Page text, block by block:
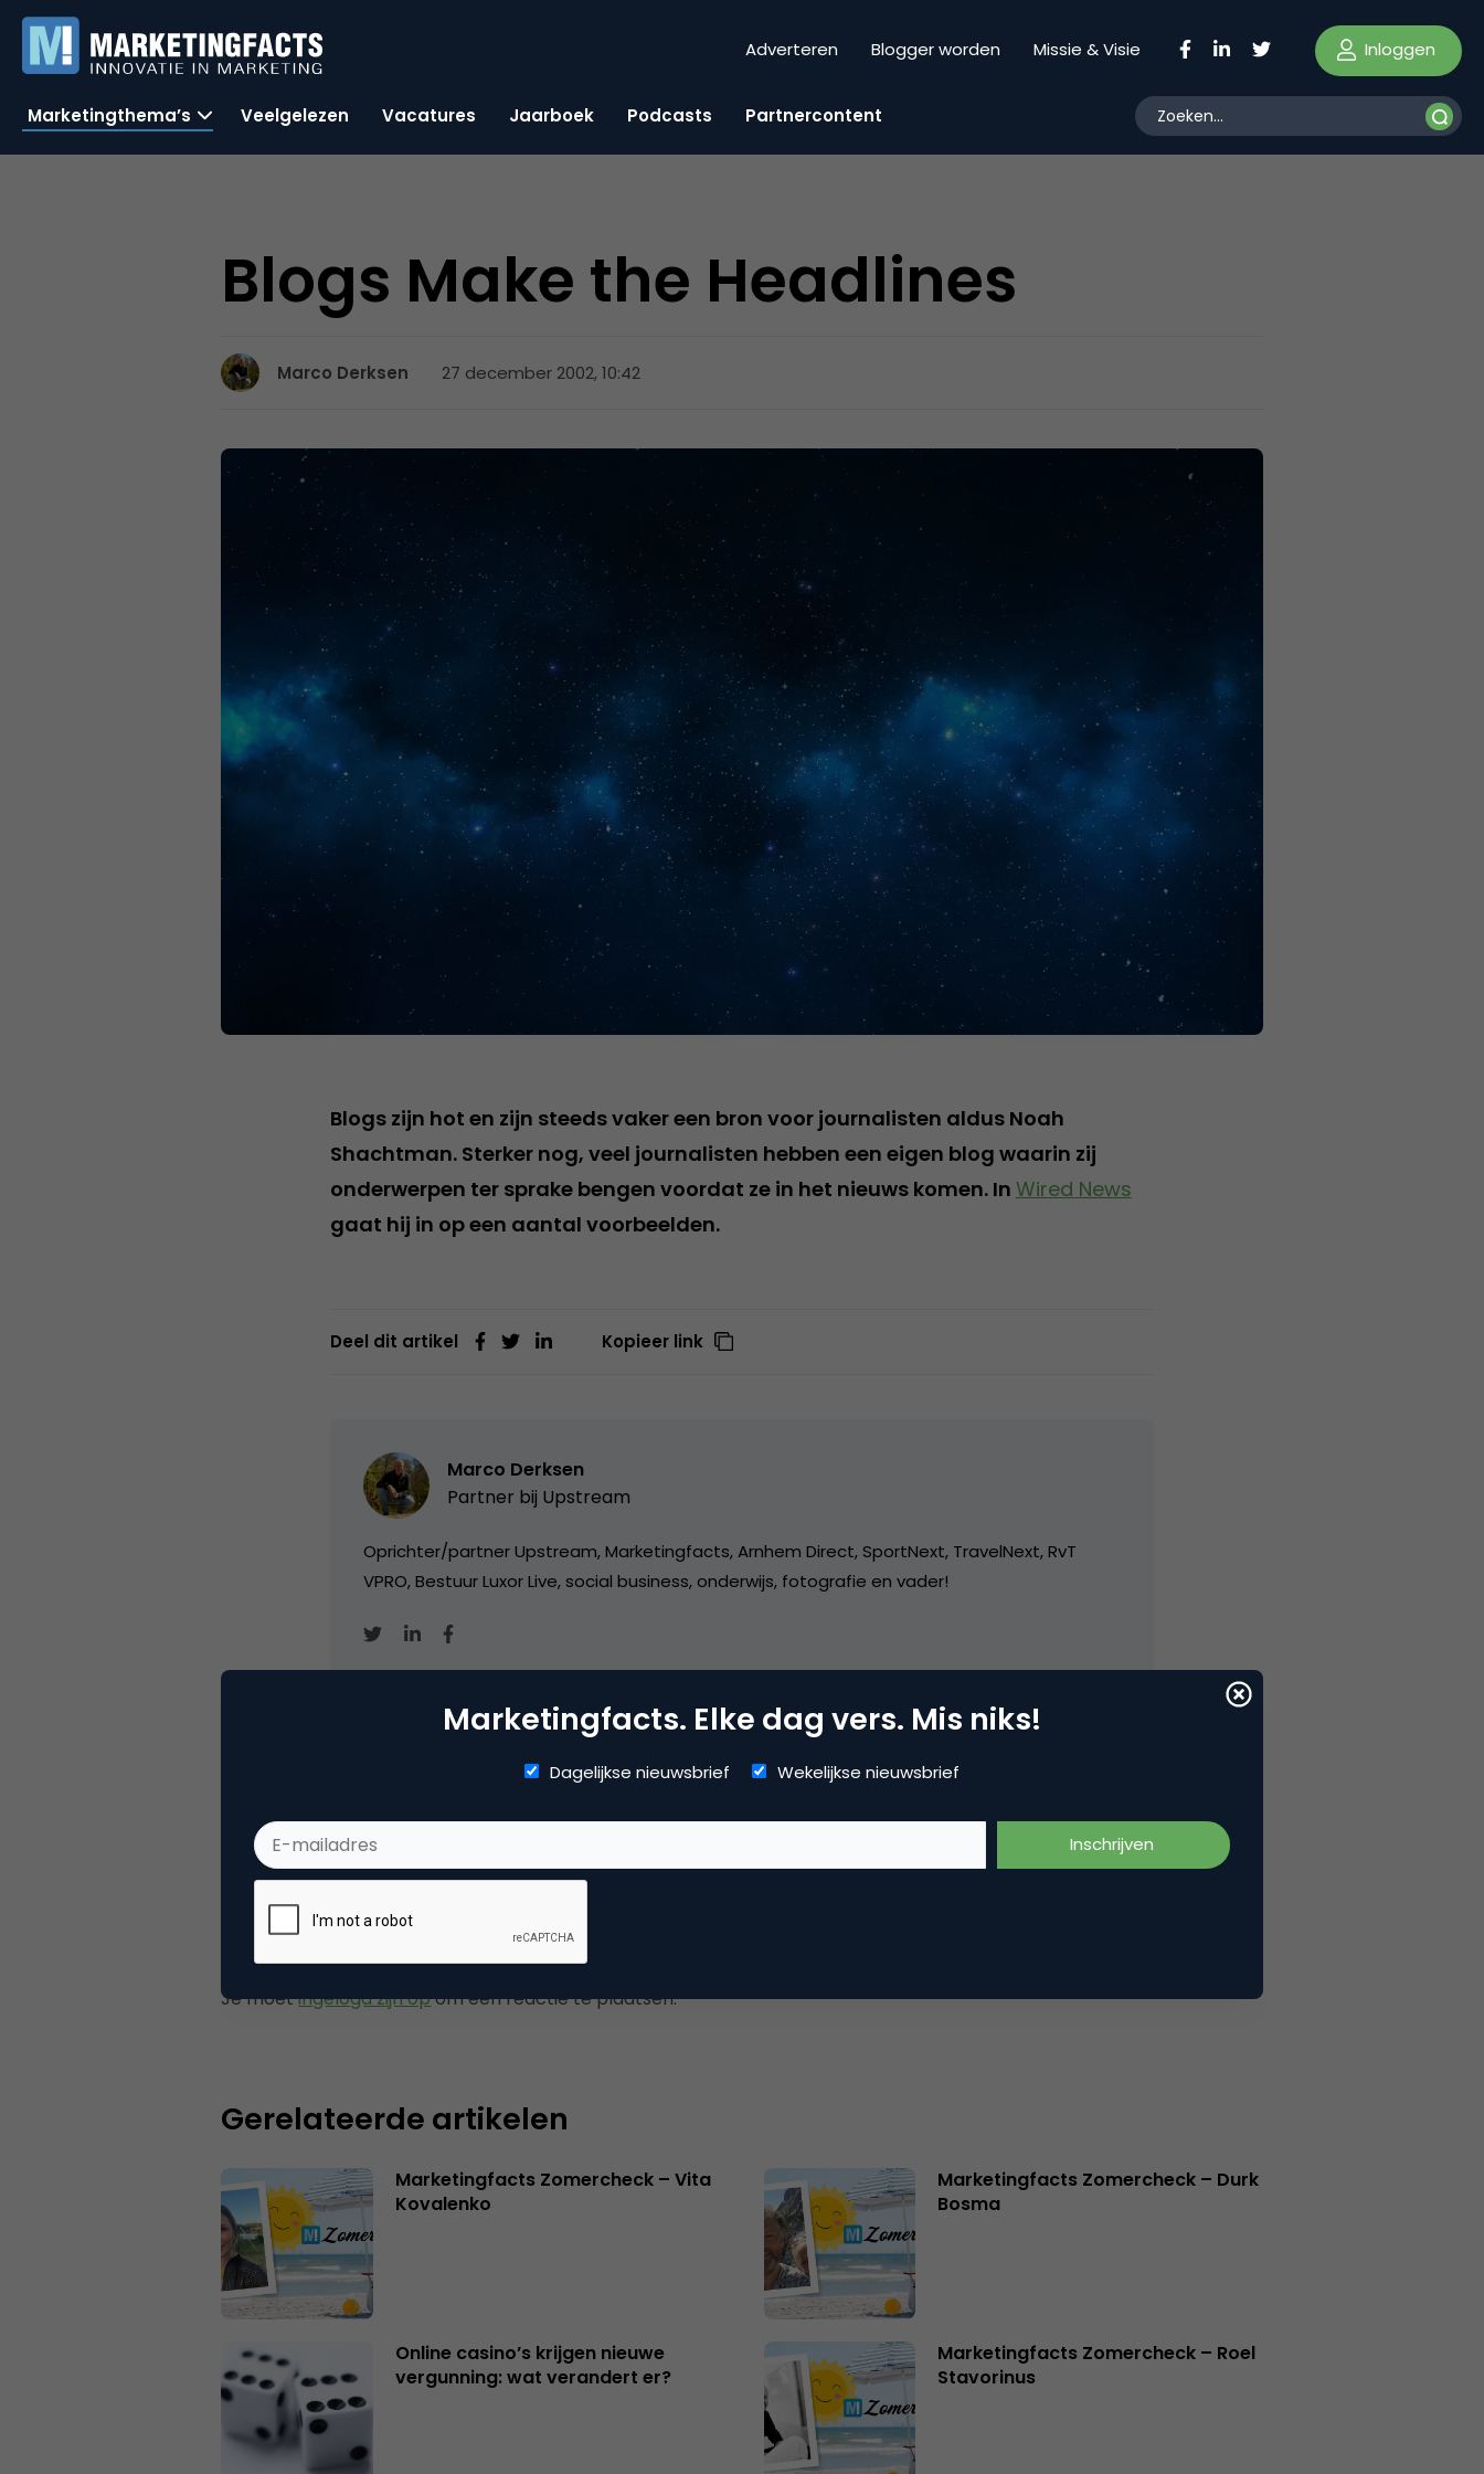
Adverteren Blogger worden Missie & Visie Inloggen
Marketingthema’s Veelgelezen Vacatures Jaarboek Podcasts Partnercontent
Blogs Make the Headlines
Marco Derksen 27 december 2002, 10:42
Blogs zijn hot en zijn steeds vaker een bron voor journalisten aldus Noah
Shachtman. Sterker nog, veel journalisten hebben een eigen blog waarin zij
onderwerpen ter sprake bengen voordat ze in het nieuws komen. In Wired News
gaat hij in op een aantal voorbeelden.
Deel dit artikel Kopieer link
Marco Derksen
Partner bij Upstream
Oprichter/partner Upstream, Marketingfacts, Arnhem Direct, SportNext, TravelNext, RvT
VPRO, Bestuur Luxor Live, social business, onderwijs, fotografie en vader!
Tags bloggen, social media marketing
Plaats reactie
Je moetingelogd zijn opom een reactie te plaatsen.
Gerelateerde artikelen
Marketingfacts Zomercheck – Vita
Kovalenko
Marketingfacts Zomercheck – Durk
Bosma
Online casino’s krijgen nieuwe
vergunning: wat verandert er?
Marketingfacts Zomercheck – Roel
Stavorinus
Marketingfacts. Elke dag vers. Mis niks!
Dagelijkse nieuwsbrief Wekelijkse nieuwsbrief